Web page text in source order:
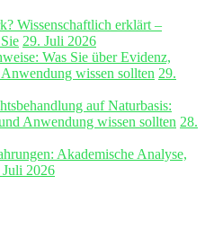
Wissenschaftlich erklärt –
29. Juli 2026
Was Sie über Evidenz,
wissen sollten 29.
auf Naturbasis:
Anwendung wissen sollten 28.
Akademische Analyse,
Juli 2026